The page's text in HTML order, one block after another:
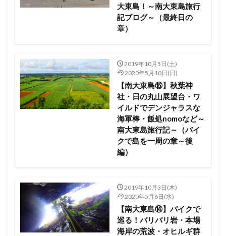
大東島！～南大東島旅行
記ブログ～（最終日の
章）
2019年10月5日(土)
2020年5月10日(日)
【南大東島⑮】秋葉神
社・日の丸山展望台・ワ
イルドでデンジャラスな
海軍棒・飯処nomoなど～
南大東島旅行記～（バイ
クで島を一周の章～後
編）
2019年10月3日(木)
2020年5月6日(水)
【南大東島⑭】バイクで
巡る！バリバリ岩・本場
海岸の荒波・オヒルギ群